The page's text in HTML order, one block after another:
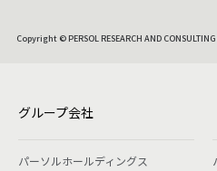
Copyright © PERSOL RESEARCH AND
グループ会社
パーソルホールディングス